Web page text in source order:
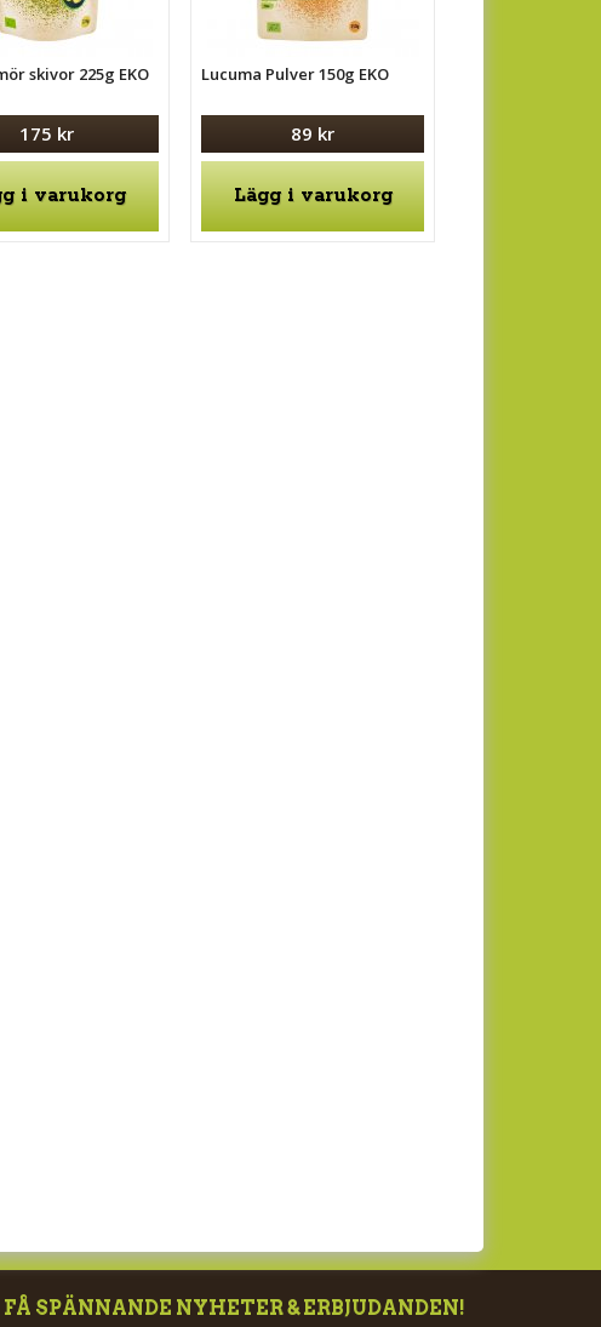
skivor 225g EKO
175 kr
i varukorg
Lucuma Pulver 150g EKO
89 kr
Lägg i varukorg
SPÄNNANDE NYHETER & ERBJUDANDEN!